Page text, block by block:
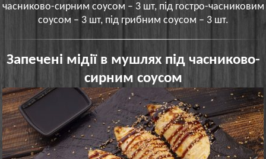
часниково-сирним соусом – 3 шт, під гостро-часниковим
соусом – 3 шт, під грибним соусом – 3 шт.
Запечені мідії в мушлях під часниково-
сирним соусом